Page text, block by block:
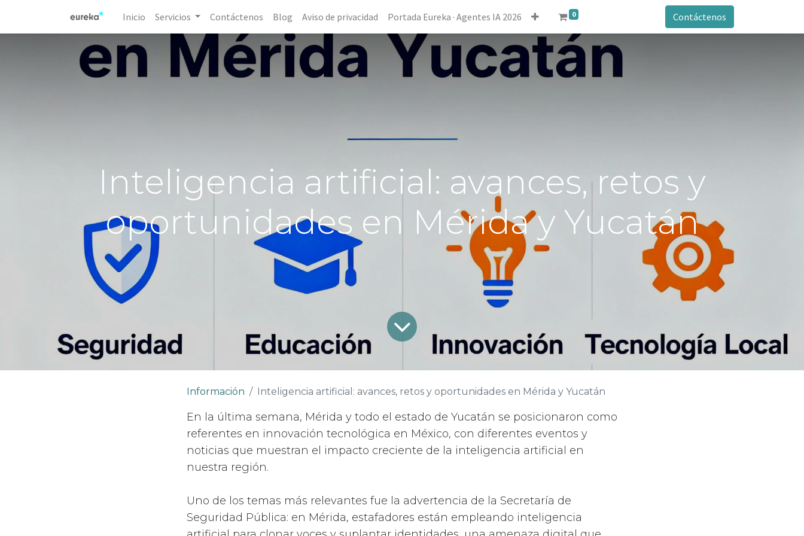
Inicio Servicios Contáctenos Blog Aviso de privacidad Portada Eureka · Agentes IA 2026 0 Contáctenos
Inteligencia artificial: avances, retos y
oportunidades en Mérida y Yucatán
Información Inteligencia artificial: avances, retos y oportunidades en Mérida y Yucatán
En la última semana, Mérida y todo el estado de Yucatán se posicionaron como
referentes en innovación tecnológica en México, con diferentes eventos y
noticias que muestran el impacto creciente de la inteligencia artificial en
nuestra región.
Uno de los temas más relevantes fue la advertencia de la Secretaría de
Seguridad Pública: en Mérida, estafadores están empleando inteligencia